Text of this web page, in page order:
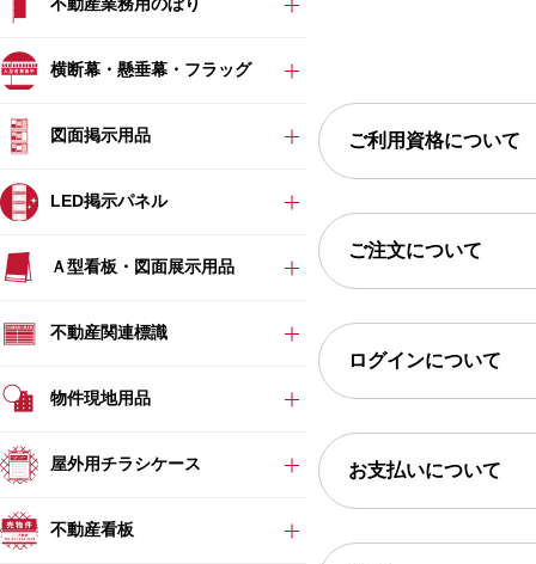
不動産業務用のぼり
横断幕・懸垂幕・フラッグ
図面掲示用品
LED掲示パネル
Ａ型看板・図面展示用品
不動産関連標識
物件現地用品
屋外用チラシケース
不動産看板
ご利用資格について
ご注文について
ログインについて
お支払いについて